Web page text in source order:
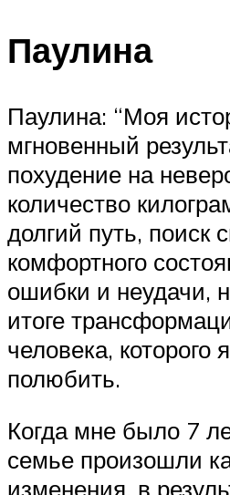
Паулина
Паулина: “Моя
мгновенный
похудение на
количество
долгий путь, поиск
комфортного
ошибки и неудачи,
итоге
человека, которого
полюбить.
Когда мне было 7
семье произошли
изменения, в